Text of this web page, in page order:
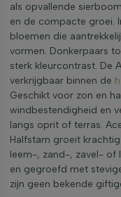
als opvallende
en de compacte groei.
bloemen die
vormen. Donkerpaars
sterk kleurcontrast. De
verkrijgbaar binnen de
Geschikt voor zon en
windbestendigheid en
langs oprit of terras.
Halfstam groeit
leem-, zand-, zavel- of
en gegroefd met
zijn geen bekende